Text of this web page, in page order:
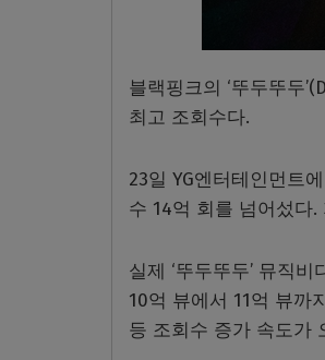
블랙핑크의 ‘뚜두뚜두
최고 조회수다.
23일 YG엔터테인먼트
수 14억 회를 넘어섰다.
실제 ‘뚜두뚜두’ 뮤직
10억 뷰에서 11억 뷰까
등 조회수 증가 속도가